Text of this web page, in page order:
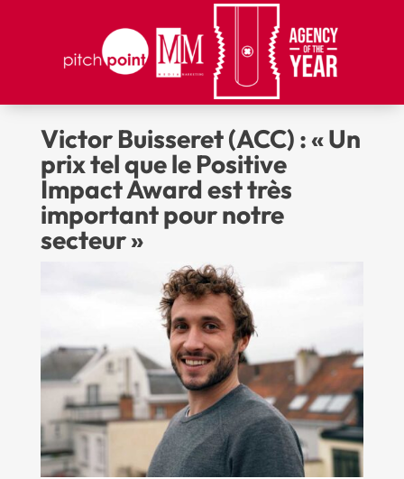
Victor Buisseret (ACC) : « Un
prix tel que le Positive
Impact Award est très
important pour notre
secteur »